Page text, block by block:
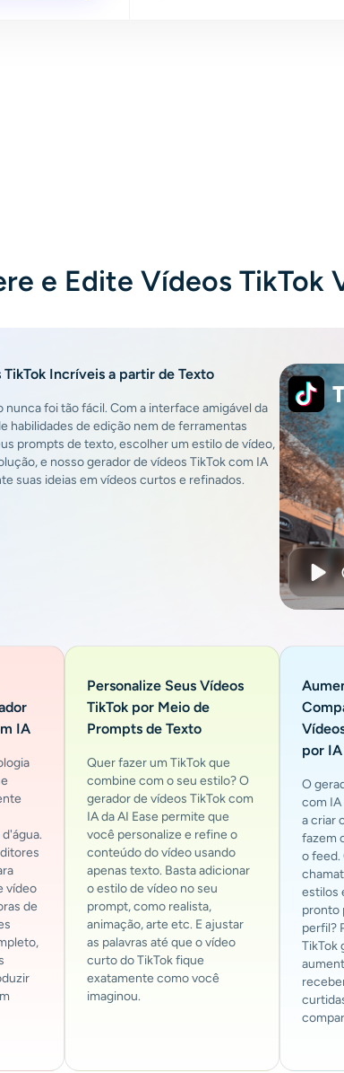
e Edite Vídeos TikTok
Incríveis a partir de Texto
foi tão fácil. Com a interface amigável da
habilidades de edição nem de ferramentas
prompts de texto, escolher um estilo de vídeo,
e nosso gerador de vídeos TikTok com IA
suas ideias em vídeos curtos e refinados.
IA
vídeo
de
Personalize Seus Vídeos
TikTok por Meio de
Prompts de Texto
Quer fazer um TikTok que
combine com o seu estilo? O
gerador de vídeos TikTok com
IA da AI Ease permite que
você personalize e refine o
conteúdo do vídeo usando
apenas texto. Basta adicionar
o estilo de vídeo no seu
prompt, como realista,
animação, arte etc. E ajustar
as palavras até que o vídeo
curto do TikTok fique
exatamente como você
imaginou.
por IA
O
com IA
a criar
fazem
o feed.
estilos
pronto
perfil?
TikTok